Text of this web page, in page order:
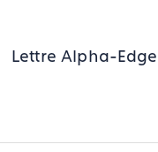
Lettre Alpha-Edge